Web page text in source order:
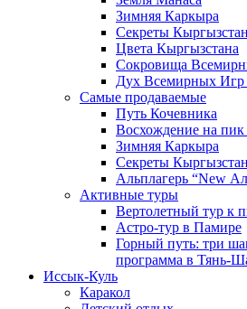
Зимняя Каркыра
Секреты
Цвета Кыргызстана
Сокровища
Дух Всемирных Игр
Самые продаваемые
Путь Кочевника
Восхождение на
Зимняя Каркыра
Секреты
Альплагерь “New
Активные туры
Вертолетный тур к
Астро-тур в Памире
Горный путь: три
программа в Тянь-
Иссык-Куль
Каракол